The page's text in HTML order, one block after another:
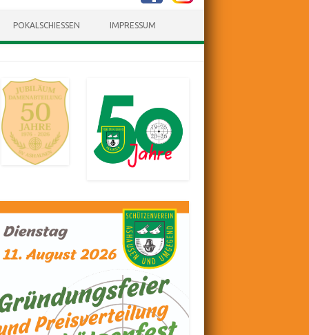
POKALSCHIESSEN IMPRESSUM